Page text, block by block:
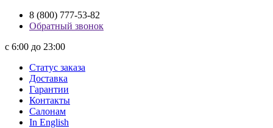
8 (800) 777-53-82
Обратный звонок
с 6:00 до 23:00
Статус заказа
Доставка
Гарантии
Контакты
Салонам
In English